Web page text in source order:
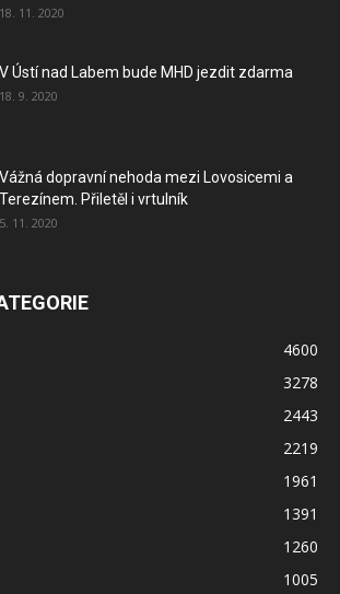
18. 11. 2020
V Ústí nad Labem bude MHD jezdit zdarma
18. 9. 2020
Vážná dopravní nehoda mezi Lovosicemi a
Terezínem. Přiletěl i vrtulník
5. 11. 2020
4600
3278
2443
2219
1961
1391
1260
1005